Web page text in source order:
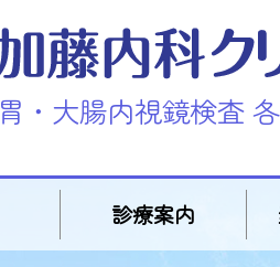
胃・大腸内視鏡検査
診療案内